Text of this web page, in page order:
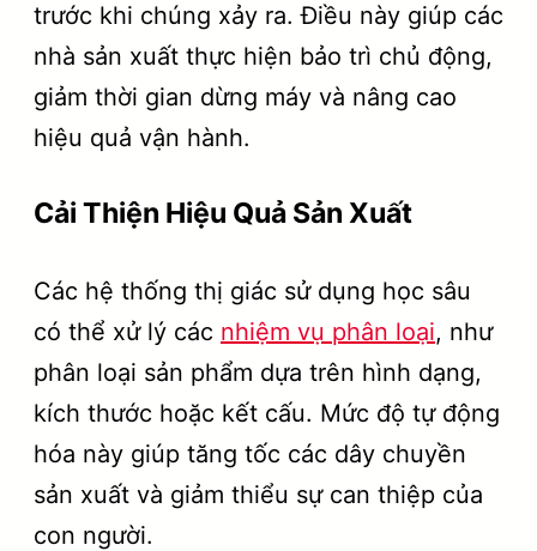
trước khi chúng xảy ra. Điều này giúp các
nhà sản xuất thực hiện bảo trì chủ động,
giảm thời gian dừng máy và nâng cao
hiệu quả vận hành.
Cải Thiện Hiệu Quả Sản Xuất
Các hệ thống thị giác sử dụng học sâu
có thể xử lý các nhiệm vụ phân loại, như
phân loại sản phẩm dựa trên hình dạng,
kích thước hoặc kết cấu. Mức độ tự động
hóa này giúp tăng tốc các dây chuyền
sản xuất và giảm thiểu sự can thiệp của
con người.